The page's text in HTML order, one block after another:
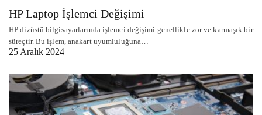
HP Laptop İşlemci Değişimi
HP dizüstü bilgisayarlarında işlemci değişimi genellikle zor ve karmaşık bir
süreçtir. Bu işlem, anakart uyumluluğuna…
25 Aralık 2024